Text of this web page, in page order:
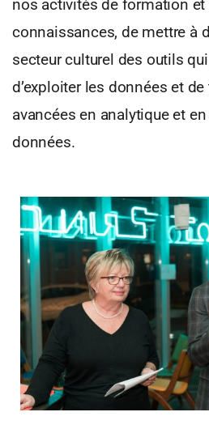
nos activités de formation
connaissances, de mettre à
secteur culturel des outils
d’exploiter les données et
avancées en analytique et
données.